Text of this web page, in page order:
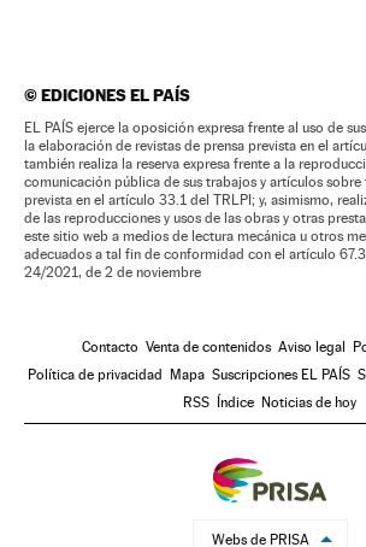
©EDICIONES EL PAÍS
EL PAÍS ejerce la oposición expresa frente al uso de
la elaboración de revistas de prensa prevista en el
también realiza la reserva expresa frente a la
comunicación pública de sus trabajos y artículos sobre
prevista en el artículo 33.1 del TRLPI; y, asimismo,
de las reproducciones y usos de las obras y otras
este sitio web a medios de lectura mecánica u otros
adecuados a tal fin de conformidad con el artículo
24/2021, de 2 de noviembre
Contacto Venta de contenidos Aviso legal
Política de privacidad Mapa Suscripciones EL PAÍS
RSS Índice Noticias de hoy
Webs de PRISA